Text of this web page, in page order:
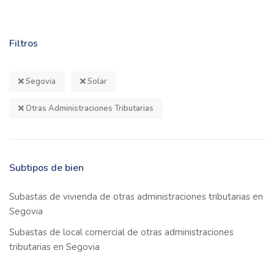
Filtros
Segovia Solar
Otras Administraciones Tributarias
Subtipos de bien
Subastas de vivienda de otras administraciones tributarias en
Segovia
Subastas de local comercial de otras administraciones
tributarias en Segovia